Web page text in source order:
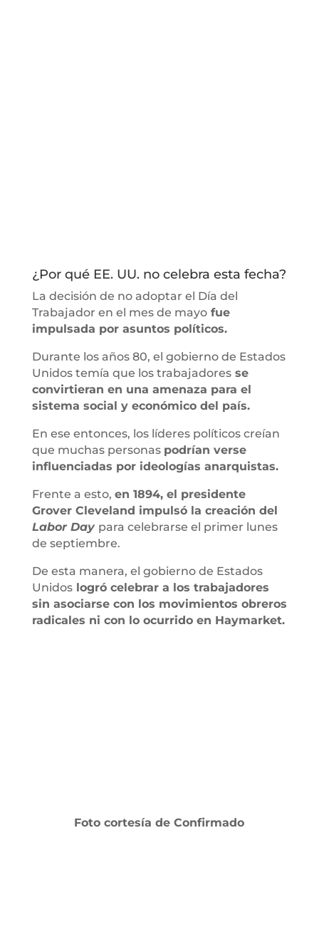
¿Por qué EE. UU. no celebra esta fecha?
La decisión de no adoptar el Día del
Trabajador en el mes de mayofue
impulsada por asuntos políticos.
Durante los años 80, el gobierno de Estados
Unidos temía que los trabajadoresse
convirtieran en una amenaza para el
sistema social y económico del país.
En ese entonces, los líderes políticos creían
que muchas personas podrían verse
influenciadas por ideologías anarquistas.
Frente a esto, en 1894, el presidente
Grover Cleveland impulsó la creación del
Labor Day para celebrarse el primer lunes
de septiembre.
De esta manera, el gobierno de Estados
Unidoslogró celebrar a los trabajadores
sin asociarse con los movimientos obreros
radicales ni con lo ocurrido en Haymarket.
Foto cortesía de Confirmado